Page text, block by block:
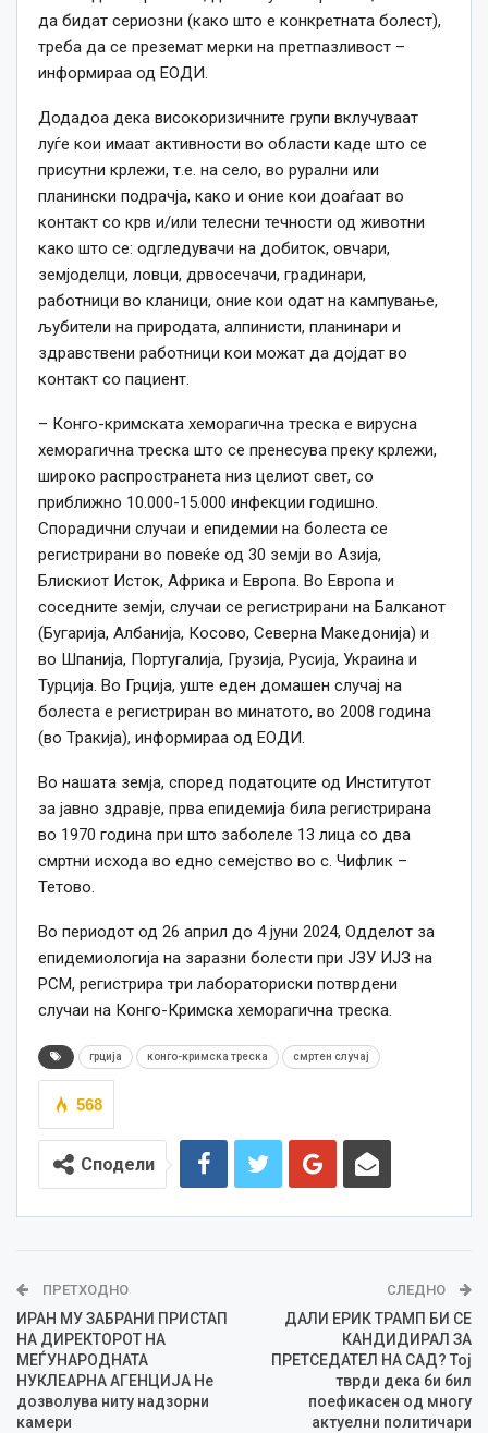
да бидат сериозни (како што е конкретната болест),
треба да се преземат мерки на претпазливост –
информираа од ЕОДИ.
Додадоа дека високоризичните групи вклучуваат
луѓе кои имаат активности во области каде што се
присутни крлежи, т.е. на село, во рурални или
планински подрачја, како и оние кои доаѓаат во
контакт со крв и/или телесни течности од животни
како што се: одгледувачи на добиток, овчари,
земјоделци, ловци, дрвосечачи, градинари,
работници во кланици, оние кои одат на кампување,
љубители на природата, алпинисти, планинари и
здравствени работници кои можат да дојдат во
контакт со пациент.
– Конго-кримската хеморагична треска е вирусна
хеморагична треска што се пренесува преку крлежи,
широко распространета низ целиот свет, со
приближно 10.000-15.000 инфекции годишно.
Спорадични случаи и епидемии на болеста се
регистрирани во повеќе од 30 земји во Азија,
Блискиот Исток, Африка и Европа. Во Европа и
соседните земји, случаи се регистрирани на Балканот
(Бугарија, Албанија, Косово, Северна Македонија) и
во Шпанија, Португалија, Грузија, Русија, Украина и
Турција. Во Грција, уште еден домашен случај на
болеста е регистриран во минатото, во 2008 година
(во Тракија), информираа од ЕОДИ.
Во нашата земја, според податоците од Институтот
за јавно здравје, прва епидемија била регистрирана
во 1970 година при што заболеле 13 лица со два
смртни исхода во едно семејство во с. Чифлик –
Тетово.
Во периодот од 26 април до 4 јуни 2024, Одделот за
епидемиологија на заразни болести при ЈЗУ ИЈЗ на
РСМ, регистрира три лабораториски потврдени
случаи на Конго-Кримска хеморагична треска.
грција конго-кримска треска смртен случај
568
Сподели
ПРЕТХОДНО
ИРАН МУ ЗАБРАНИ ПРИСТАП
НА ДИРЕКТОРОТ НА
МЕЃУНАРОДНАТА
НУКЛЕАРНА АГЕНЦИЈА Не
дозволува ниту надзорни
камери
СЛЕДНО
ДАЛИ ЕРИК ТРАМП БИ СЕ
КАНДИДИРАЛ ЗА
ПРЕТСЕДАТЕЛ НА САД? Тој
тврди дека би бил
поефикасен од многу
актуелни политичари